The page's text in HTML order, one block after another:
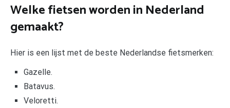
Welke fietsen worden in Nederland
gemaakt?
Hier is een lijst met de beste Nederlandse fietsmerken:
Gazelle.
Batavus.
Veloretti.